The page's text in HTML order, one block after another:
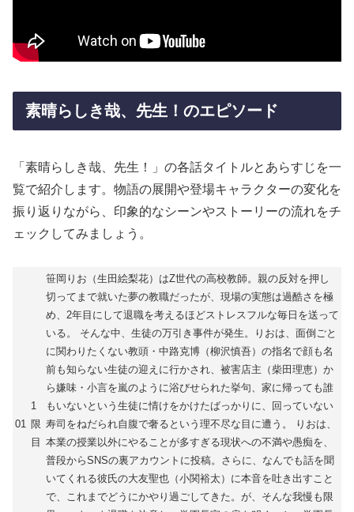
素晴らしき哉、先生！のエピソード
「素晴らしき哉、先生！」の各話タイトルとあらすじを一
覧で紹介します。物語の展開や登場キャラクターの変化を
振り返りながら、印象的なシーンやストーリーの流れをチ
ェックしてみましょう。
01
1
限
目
笹岡りお（生田絵梨花）はZ世代の高校教師。親の反対を押し
切ってまで就いた夢の教職だったが、現場の実態は過酷さを極
め、2年目にして退職を考えるほどストレスフルな毎日を送って
いる。 そんな中、生徒の万引き事件が発生。りおは、面倒ごと
に関わりたくない教頭・中路克博（柳沢慎吾）の指名で顔も名
前も知らない生徒の迎えに行かされ、被害店主（柴田理恵）か
ら嫌味・小言を嵐のように浴びせられた挙句、家に帰っても誰
もいないという生徒に情けをかけたばっかりに、回っていない
寿司をねだられ自腹で奢るという理不尽な目に遭う。 りおは、
本業の授業以外にやることが多すぎる現状への不満や愚痴を、
普段からSNSの裏アカウントに投稿。さらに、なんでも話を聞
いてくれる彼氏の大友聖也（小関裕太）に本音を吐き出すこと
で、これまでどうにかやり過ごしてきた。が、そんな我慢も限